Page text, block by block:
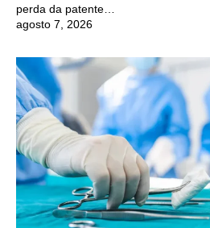
perda da patente…
agosto 7, 2026